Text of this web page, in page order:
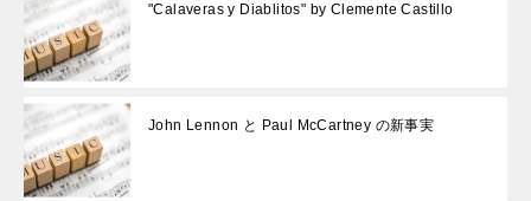
"Calaveras y Diablitos" by Clemente Castillo
John Lennon と Paul McCartney の新事実